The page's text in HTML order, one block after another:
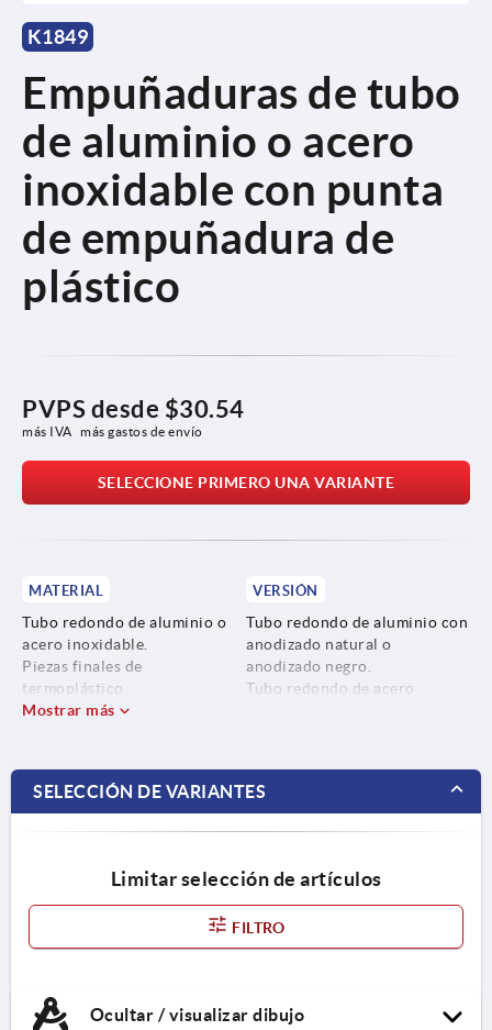
K1849
Empuñaduras de tubo
de aluminio o acero
inoxidable con punta
de empuñadura de
plástico
PVPS desde $30.54
más IVA más gastos de envío
SELECCIONE PRIMERO UNA VARIANTE
MATERIAL
Tubo redondo de aluminio o
acero inoxidable.
Piezas finales de
termoplástico.
VERSIÓN
Tubo redondo de aluminio con
anodizado natural o
anodizado negro.
Tubo redondo de acero
1021, verde señal RAL 6032,
Mostrar más
SELECCIÓN DE VARIANTES
Limitar selección de artículos
FILTRO
Ocultar / visualizar dibujo